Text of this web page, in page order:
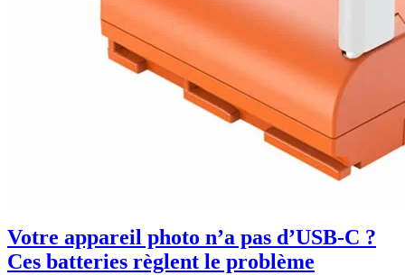
Votre appareil photo n’a pas d’USB-C ?
Ces batteries règlent le problème